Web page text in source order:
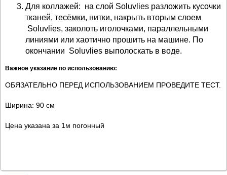
Для коллажей: на слой Soluvlies разложить кусочки
тканей, тесёмки, нитки, накрыть вторым слоем
Soluvlies, заколоть иголочками, параллельными
линиями или хаотично прошить на машине. По
окончании Soluvlies выполоскать в воде.
Важное указание по использованию:
ОБЯЗАТЕЛЬНО ПЕРЕД ИСПОЛЬЗОВАНИЕМ ПРОВЕДИТЕ ТЕСТ.
Ширина: 90 см
Цена указана за 1м погонный